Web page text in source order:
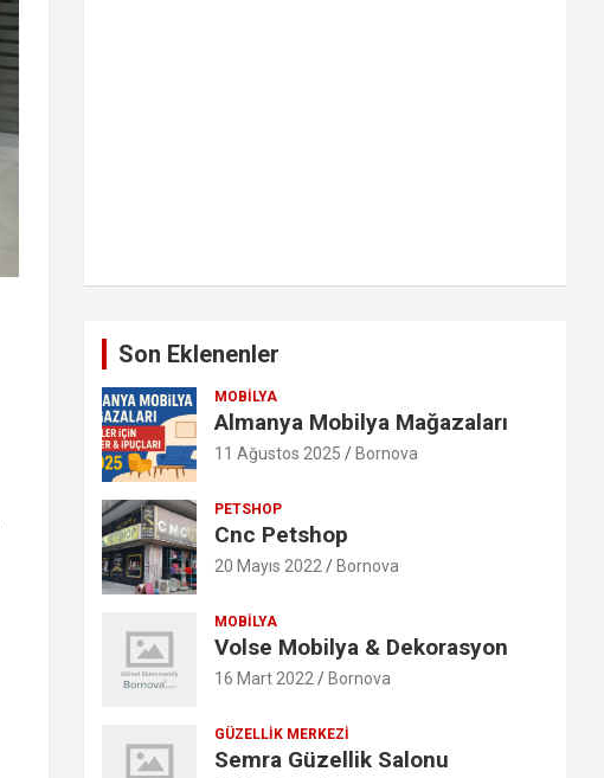
Son Eklenenler
MOBILYA
Almanya Mobilya Mağazaları
11 Ağustos 2025 Bornova
PETSHOP
Cnc Petshop
20 Mayıs 2022 Bornova
MOBILYA
Volse Mobilya & Dekorasyon
16 Mart 2022 Bornova
GÜZELLIK MERKEZI
Semra Güzellik Salonu